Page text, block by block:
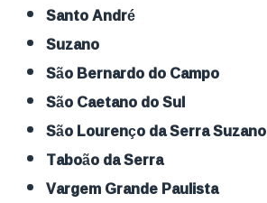
Santo André
Suzano
São Bernardo do Campo
São Caetano do Sul
São Lourenço da Serra Suzano
Taboão da Serra
Vargem Grande Paulista